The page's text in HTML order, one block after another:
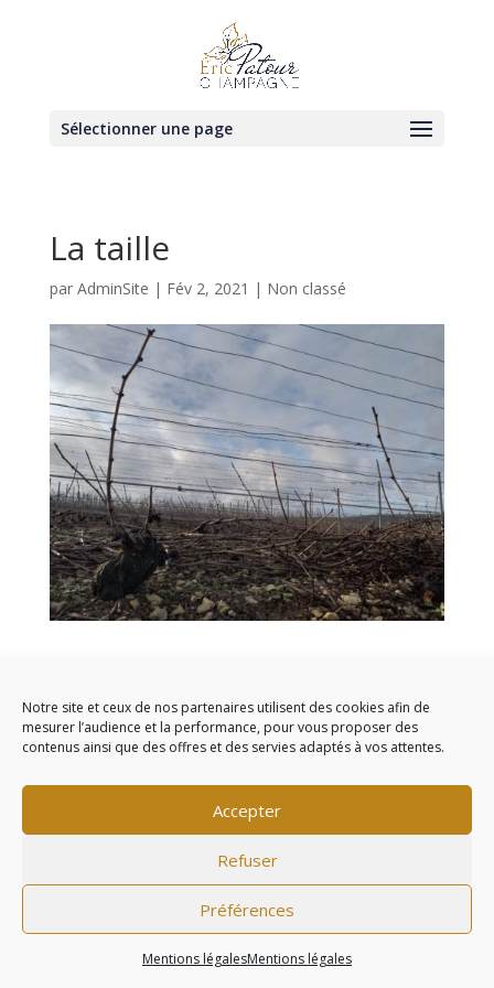
Notre site et ceux de nos partenaires utilisent des cookies afin de
mesurer l’audience et la performance, pour vous proposer des
contenus ainsi que des offres et des servies adaptés à vos attentes.
Accepter
Refuser
Préférences
Mentions légalesMentions légales
Sélectionner une page
La taille
par AdminSite | Fév 2, 2021 | Non classé
L'abus d'alcool est dangereux pour la santé, à
consommer avec modération - ©2020
Groupe écho |Mentions légales